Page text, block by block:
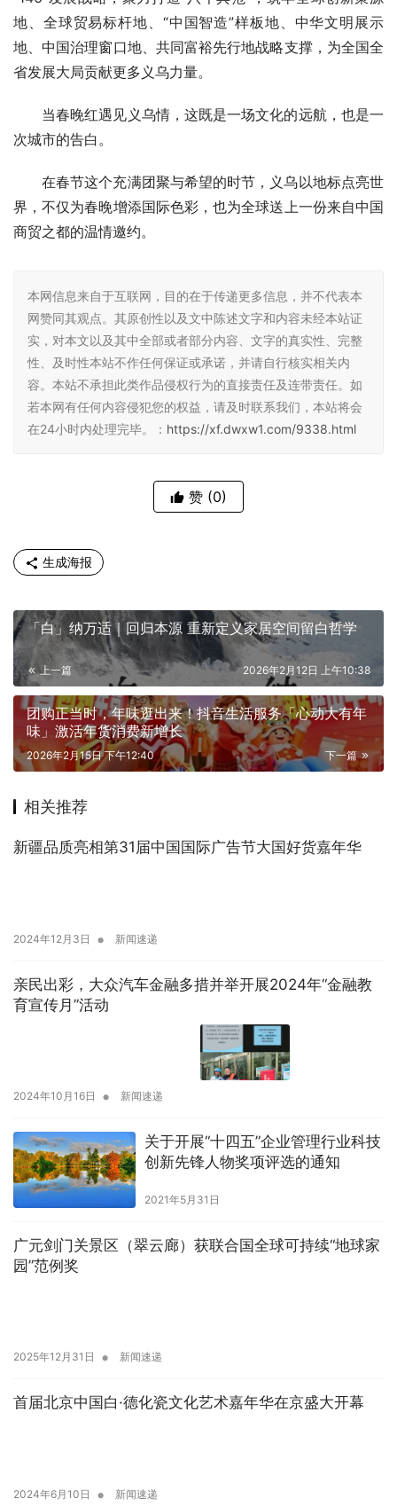
地、全球贸易标杆地、“中国智造”样板地、中华文明展示
地、中国治理窗口地、共同富裕先行地战略支撑，为全国全
省发展大局贡献更多义乌力量。
当春晚红遇见义乌情，这既是一场文化的远航，也是一
次城市的告白。
在春节这个充满团聚与希望的时节，义乌以地标点亮世
界，不仅为春晚增添国际色彩，也为全球送上一份来自中国
商贸之都的温情邀约。
本网信息来自于互联网，目的在于传递更多信息，并不代表本
网赞同其观点。其原创性以及文中陈述文字和内容未经本站证
实，对本文以及其中全部或者部分内容、文字的真实性、完整
性、及时性本站不作任何保证或承诺，并请自行核实相关内
容。本站不承担此类作品侵权行为的直接责任及连带责任。如
若本网有任何内容侵犯您的权益，请及时联系我们，本站将会
在24小时内处理完毕。： https://xf.dwxw1.com/9338.html
赞 (0)
生成海报
「白」纳万适｜回归本源 重新定义家居空间留白哲学
上一篇 2026年2月12日 上午10:38
团购正当时，年味逛出来！抖音生活服务「心动大有年
味」激活年货消费新增长
下一篇
2026年2月15日 下午12:40
相关推荐
新疆品质亮相第31届中国国际广告节大国好货嘉年华
2024年12月3日 • 新闻速递
亲民出彩，大众汽车金融多措并举开展2024年“金融教
育宣传月”活动
2024年10月16日 • 新闻速递
关于开展“十四五”企业管理行业科技
创新先锋人物奖项评选的通知
2021年5月31日
广元剑门关景区（翠云廊）获联合国全球可持续“地球家
园”范例奖
2025年12月31日 • 新闻速递
首届北京中国白·德化瓷文化艺术嘉年华在京盛大开幕
2024年6月10日 • 新闻速递